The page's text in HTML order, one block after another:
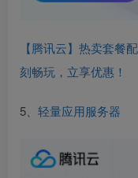
【腾讯云】热卖套餐
刻畅玩，立享优惠！
5、 轻量应用服务器